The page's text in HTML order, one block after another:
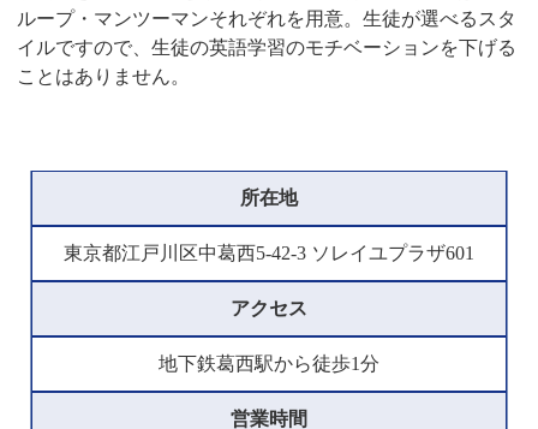
ループ・マンツーマンそれぞれを用意。生徒が選べるスタ
イルですので、生徒の英語学習のモチベーションを下げる
ことはありません。
所在地
東京都江戸川区中葛西5-42-3 ソレイユプラザ601
アクセス
地下鉄葛西駅から徒歩1分
営業時間